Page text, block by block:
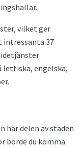
vilket ger
intressanta 37
engelska,
här delen av staden
borde du komma